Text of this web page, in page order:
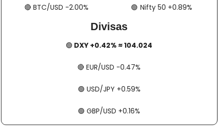
🔴​​​​ BTC/USD -2.00% 🟢 ​​​  Nifty 50 +0.89%
Divisas
🟢 DXY +0.42% ≈ 104.024
🔴 ​​​​ EUR/USD -0.47%
🟢 ​​​​ USD/JPY +0.59%
🟢 ​​​​ GBP/USD +0.16%